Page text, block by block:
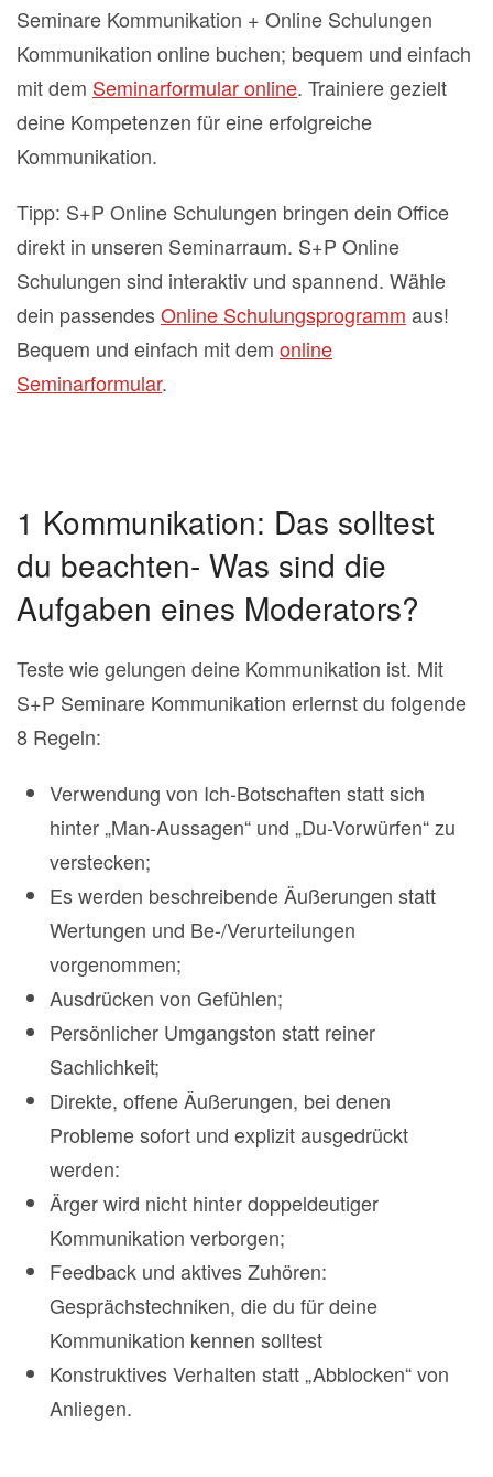
Seminare Kommunikation + Online Schulungen
Kommunikation online buchen; bequem und einfach
mit dem Seminarformular online. Trainiere gezielt
deine Kompetenzen für eine erfolgreiche
Kommunikation.
Tipp: S+P Online Schulungen bringen dein Office
direkt in unseren Seminarraum. S+P Online
Schulungen sind interaktiv und spannend. Wähle
dein passendesOnline Schulungsprogramm aus!
Bequem und einfach mit dem online
Seminarformular.
1 Kommunikation: Das solltest
du beachten- Was sind die
Aufgaben eines Moderators?
Teste wie gelungen deine Kommunikation ist. Mit
S+P Seminare Kommunikation erlernst du folgende
8 Regeln:
Verwendung von Ich-Botschaften statt sich
hinter „Man-Aussagen“ und „Du-Vorwürfen“ zu
verstecken;
Es werden beschreibende Äußerungen statt
Wertungen und Be-/Verurteilungen
vorgenommen;
Ausdrücken von Gefühlen;
Persönlicher Umgangston statt reiner
Sachlichkeit;
Direkte, offene Äußerungen, bei denen
Probleme sofort und explizit ausgedrückt
werden:
Ärger wird nicht hinter doppeldeutiger
Kommunikation verborgen;
Feedback und aktives Zuhören:
Gesprächstechniken, die du für deine
Kommunikation kennen solltest
Konstruktives Verhalten statt „Abblocken“ von
Anliegen.